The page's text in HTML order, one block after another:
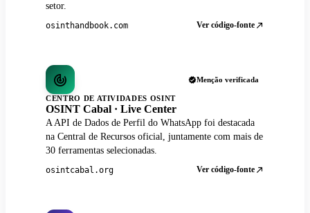
setor.
osinthandbook.com Ver código-fonte
Menção verificada
CENTRO DE ATIVIDADES OSINT
OSINT Cabal · Live Center
A API de Dados de Perfil do WhatsApp foi destacada
na Central de Recursos oficial, juntamente com mais de
30 ferramentas selecionadas.
osintcabal.org Ver código-fonte